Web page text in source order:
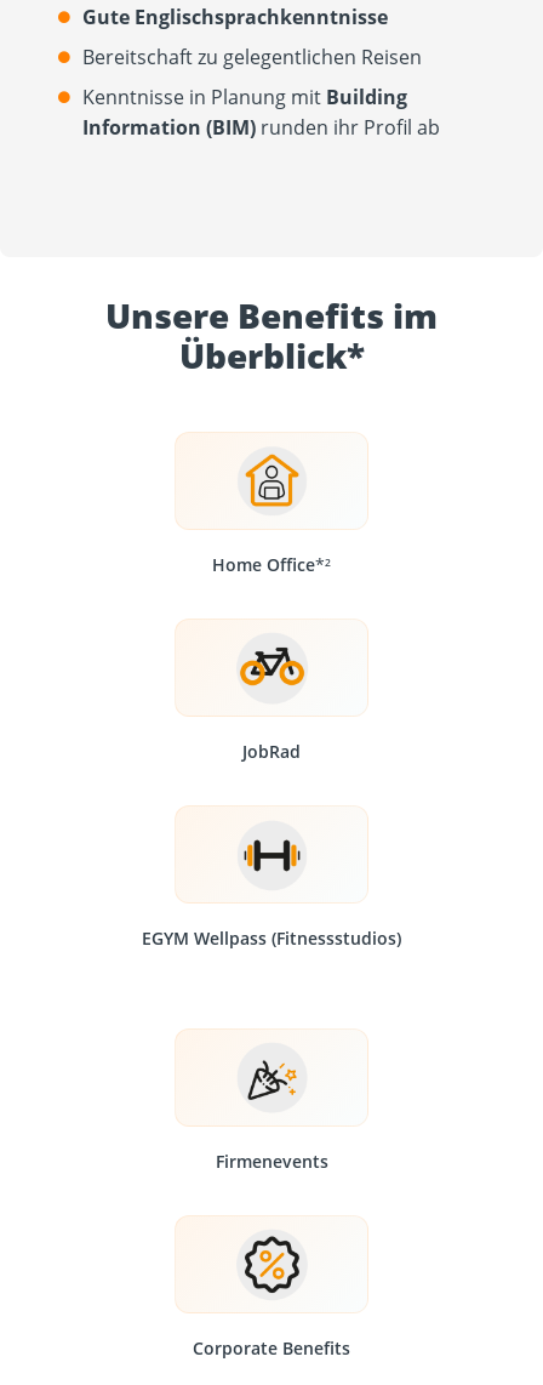
Gute Englischsprachkenntnisse
Bereitschaft zu gelegentlichen Reisen
Kenntnisse in Planung mit Building
Information (BIM) runden ihr Profil ab
Unsere Benefits im
Überblick*
Home Office*²
JobRad
EGYM Wellpass (Fitnessstudios)
Firmenevents
Corporate Benefits